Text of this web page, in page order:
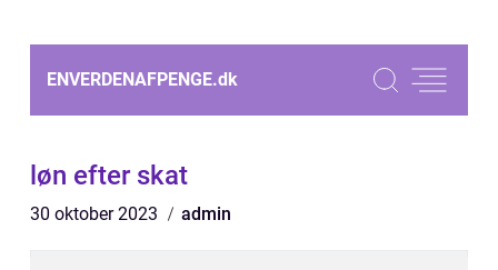
ENVERDENAFPENGE.dk
løn efter skat
30 oktober 2023 admin